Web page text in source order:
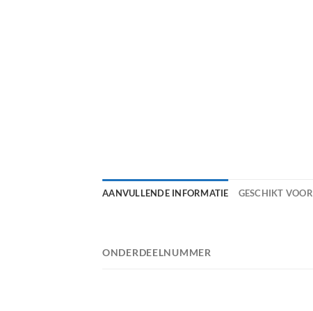
AANVULLENDE INFORMATIE GESCHIKT VOOR
ONDERDEELNUMMER